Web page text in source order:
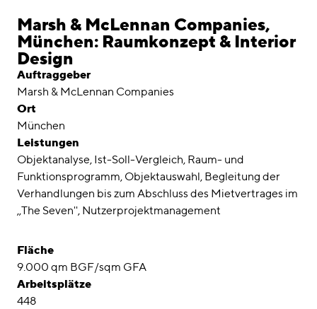
Chronologisch
Journal
Awards
Karriere
Standorte
linkedininstagram
Deutsch
Impressum
Datenschutz
Marsh & McLennan Companies,
München: Raumkonzept & Interior
Design
Auftraggeber
Marsh & McLennan Companies
Ort
München
Leistungen
Objektanalyse, Ist-Soll-Vergleich, Raum- und
Funktionsprogramm, Objektauswahl, Begleitung der
Verhandlungen bis zum Abschluss des Mietvertrages im
,,The Seven'', Nutzerprojektmanagement
Fläche
9.000 qm BGF/sqm GFA
Arbeitsplätze
448